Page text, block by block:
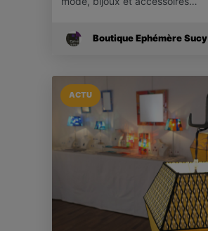
Boutique Ephémère Sucy
ACTU